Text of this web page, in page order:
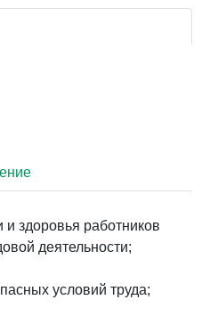
здоровья работников
деятельности;
условий труда;